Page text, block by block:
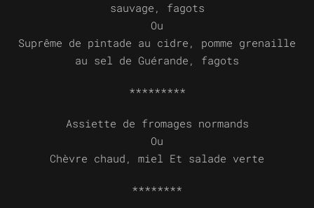
sauvage, fagots
Ou
Suprême de pintade au cidre, pomme grenaille
au sel de Guérande, fagots
*********
Assiette de fromages normands
Ou
Chèvre chaud, miel Et salade verte
********